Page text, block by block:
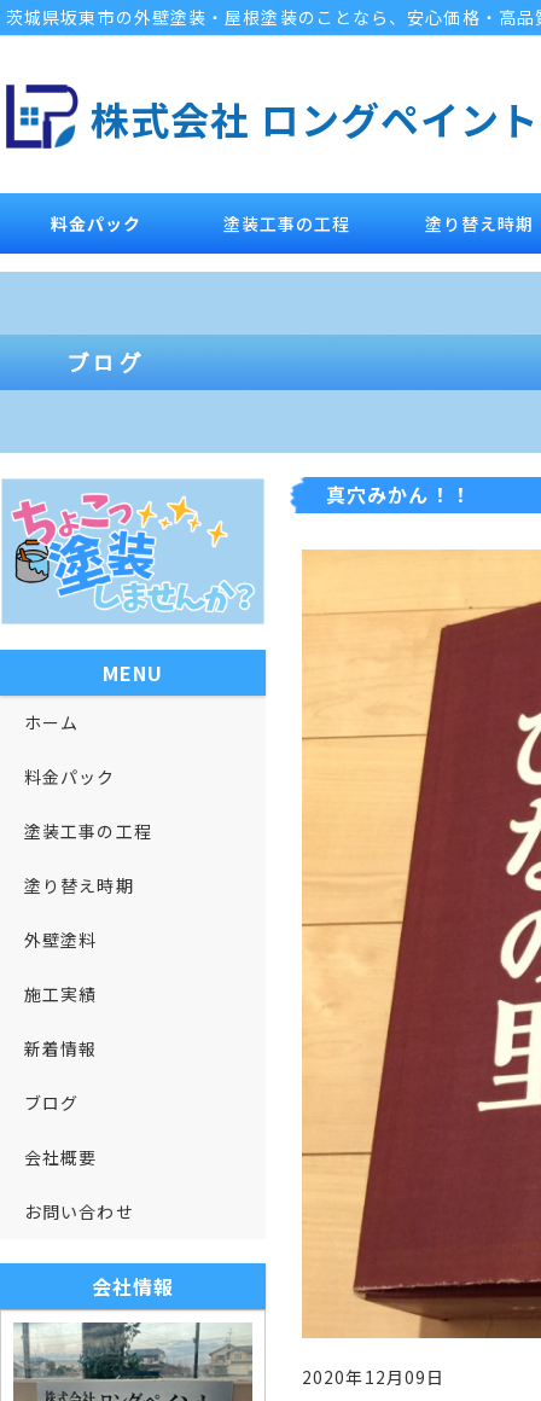
茨城県坂東市の外壁塗装・屋根塗装のことなら、安心価格・高
株式会社 ロングペイント
料金パック 塗装工事の工程 塗り替え時期
真穴みかん！！
2020年12月09日
MENU
ホーム
料金パック
塗装工事の工程
塗り替え時期
外壁塗料
施工実績
新着情報
ブログ
会社概要
お問い合わせ
会社情報